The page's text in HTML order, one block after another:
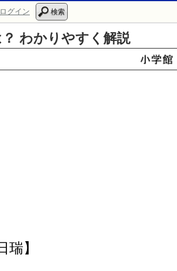
ログイン 検索
わかりやすく解説
瑞】